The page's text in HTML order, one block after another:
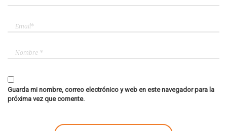
Guarda mi nombre, correo electrónico y web en este navegador para la
próxima vez que comente.